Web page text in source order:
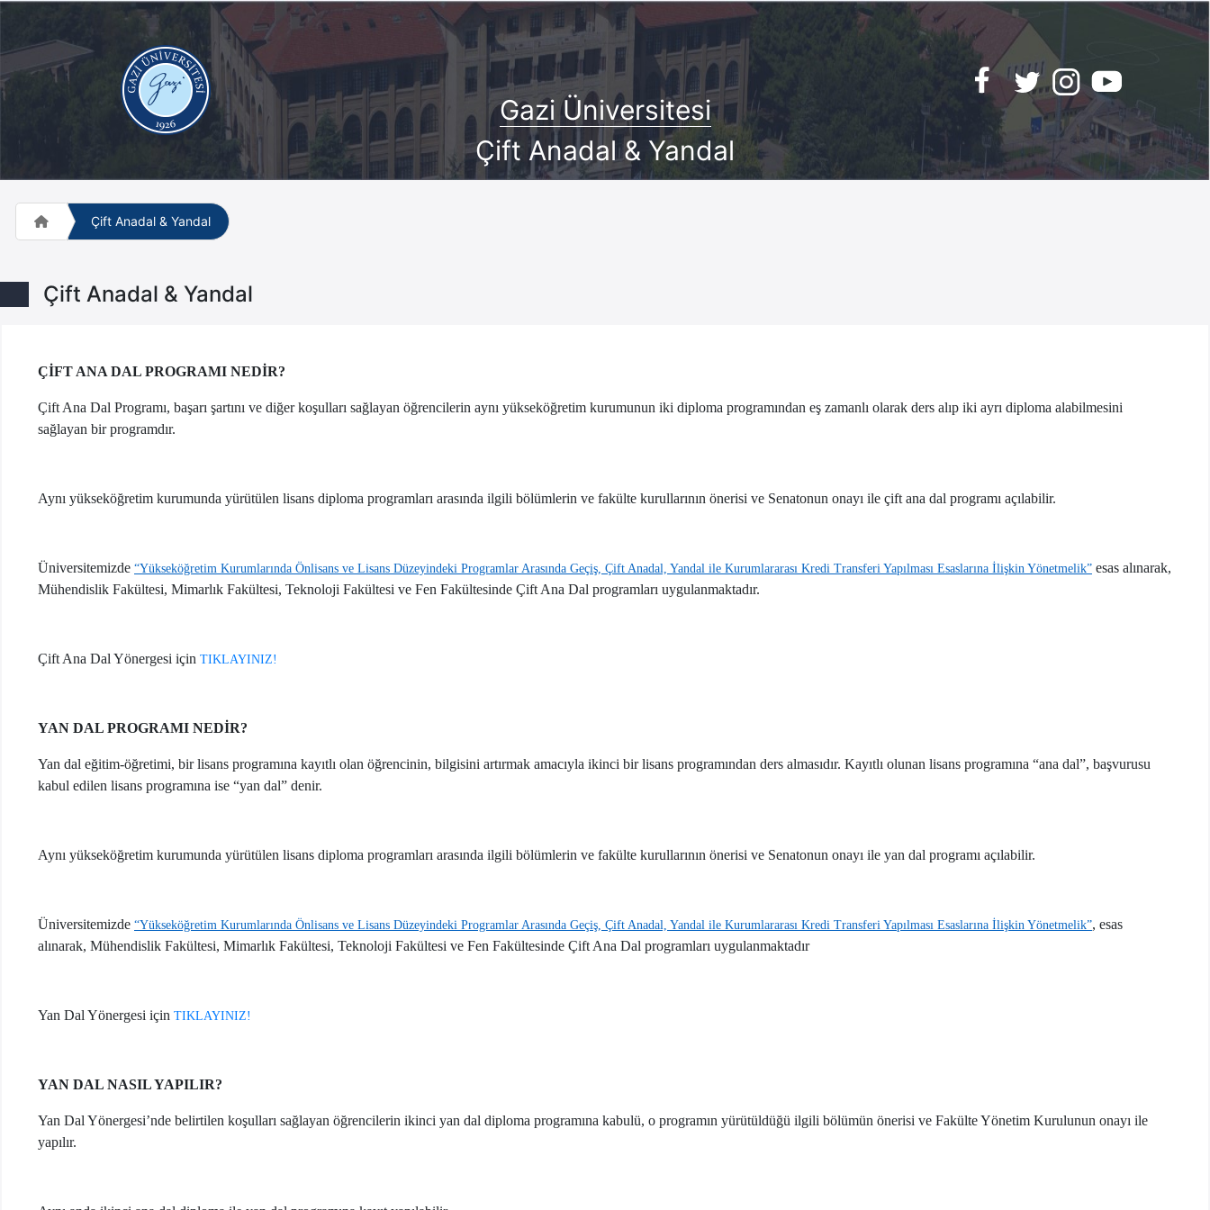
Gazi Üniversitesi
Çift Anadal & Yandal
Çift Anadal & Yandal
Çift Anadal & Yandal
ÇİFT ANA DAL PROGRAMI NEDİR?
Çift Ana Dal Programı, başarı şartını ve diğer koşulları sağlayan öğrencilerin aynı yükseköğretim kurumunun iki diploma programından eş zamanlı olarak ders alıp iki ayrı diploma alabilmesini
sağlayan bir programdır.
Aynı yükseköğretim kurumunda yürütülen lisans diploma programları arasında ilgili bölümlerin ve fakülte kurullarının önerisi ve Senatonun onayı ile çift ana dal programı açılabilir.
Üniversitemizde “Yükseköğretim Kurumlarında Önlisans ve Lisans Düzeyindeki Programlar Arasında Geçiş, Çift Anadal, Yandal ile Kurumlararası Kredi Transferi Yapılması Esaslarına İlişkin Yönetmelik” esas alınarak,
Mühendislik Fakültesi, Mimarlık Fakültesi, Teknoloji Fakültesi ve Fen Fakültesinde Çift Ana Dal programları uygulanmaktadır.
Çift Ana Dal Yönergesi için TIKLAYINIZ!
YAN DAL PROGRAMI NEDİR?
Yan dal eğitim-öğretimi, bir lisans programına kayıtlı olan öğrencinin, bilgisini artırmak amacıyla ikinci bir lisans programından ders almasıdır. Kayıtlı olunan lisans programına “ana dal”, başvurusu
kabul edilen lisans programına ise “yan dal” denir.
Aynı yükseköğretim kurumunda yürütülen lisans diploma programları arasında ilgili bölümlerin ve fakülte kurullarının önerisi ve Senatonun onayı ile yan dal programı açılabilir.
Üniversitemizde “Yükseköğretim Kurumlarında Önlisans ve Lisans Düzeyindeki Programlar Arasında Geçiş, Çift Anadal, Yandal ile Kurumlararası Kredi Transferi Yapılması Esaslarına İlişkin Yönetmelik”, esas
alınarak, Mühendislik Fakültesi, Mimarlık Fakültesi, Teknoloji Fakültesi ve Fen Fakültesinde Çift Ana Dal programları uygulanmaktadır
Yan Dal Yönergesi için TIKLAYINIZ!
YAN DAL NASIL YAPILIR?
Yan Dal Yönergesi’nde belirtilen koşulları sağlayan öğrencilerin ikinci yan dal diploma programına kabulü, o programın yürütüldüğü ilgili bölümün önerisi ve Fakülte Yönetim Kurulunun onayı ile
yapılır.